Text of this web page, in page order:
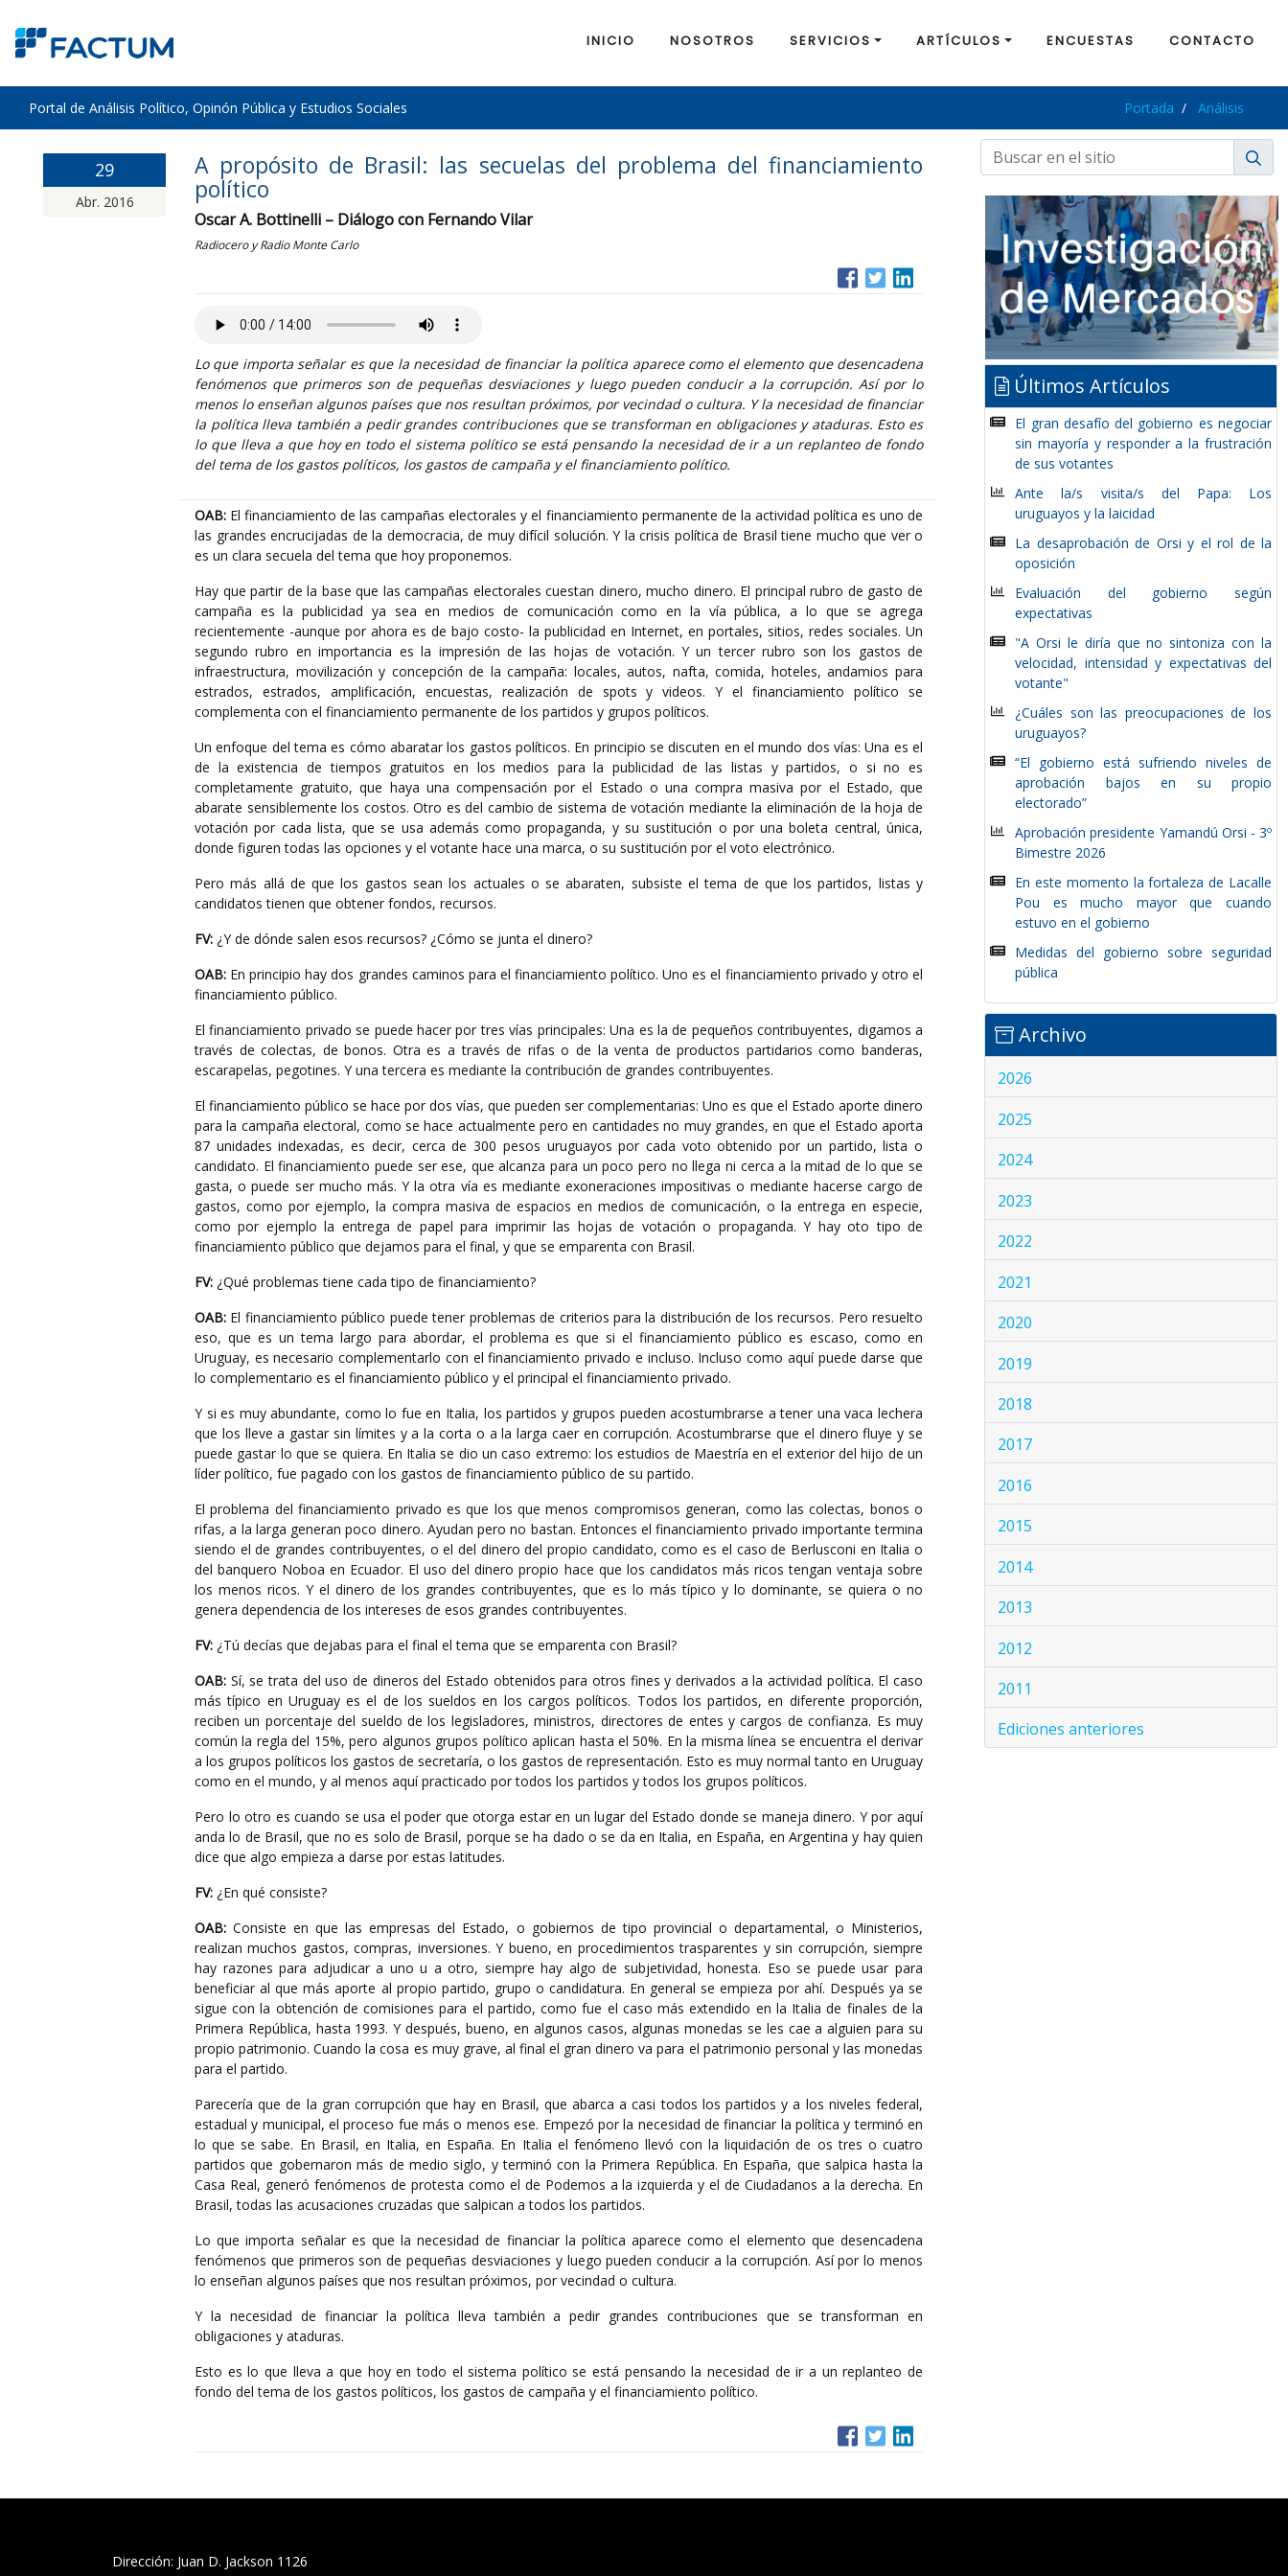
INICIO NOSOTROS SERVICIOS ARTÍCULOS ENCUESTAS CONTACTO
Portal de Análisis Político, Opinón Pública y Estudios Sociales Portada Análisis
29
Abr. 2016
A propósito de Brasil: las secuelas del problema del financiamiento
político
Oscar A. Bottinelli – Diálogo con Fernando Vilar
Radiocero y Radio Monte Carlo
Lo que importa señalar es que la necesidad de financiar la política aparece como el elemento que desencadena
fenómenos que primeros son de pequeñas desviaciones y luego pueden conducir a la corrupción. Así por lo
menos lo enseñan algunos países que nos resultan próximos, por vecindad o cultura. Y la necesidad de financiar
la política lleva también a pedir grandes contribuciones que se transforman en obligaciones y ataduras. Esto es
lo que lleva a que hoy en todo el sistema político se está pensando la necesidad de ir a un replanteo de fondo
del tema de los gastos políticos, los gastos de campaña y el financiamiento político.
OAB: El financiamiento de las campañas electorales y el financiamiento permanente de la actividad política es uno de
las grandes encrucijadas de la democracia, de muy difícil solución. Y la crisis política de Brasil tiene mucho que ver o
es un clara secuela del tema que hoy proponemos.
Hay que partir de la base que las campañas electorales cuestan dinero, mucho dinero. El principal rubro de gasto de
campaña es la publicidad ya sea en medios de comunicación como en la vía pública, a lo que se agrega
recientemente -aunque por ahora es de bajo costo- la publicidad en Internet, en portales, sitios, redes sociales. Un
segundo rubro en importancia es la impresión de las hojas de votación. Y un tercer rubro son los gastos de
infraestructura, movilización y concepción de la campaña: locales, autos, nafta, comida, hoteles, andamios para
estrados, estrados, amplificación, encuestas, realización de spots y videos. Y el financiamiento político se
complementa con el financiamiento permanente de los partidos y grupos políticos.
Un enfoque del tema es cómo abaratar los gastos políticos. En principio se discuten en el mundo dos vías: Una es el
de la existencia de tiempos gratuitos en los medios para la publicidad de las listas y partidos, o si no es
completamente gratuito, que haya una compensación por el Estado o una compra masiva por el Estado, que
abarate sensiblemente los costos. Otro es del cambio de sistema de votación mediante la eliminación de la hoja de
votación por cada lista, que se usa además como propaganda, y su sustitución o por una boleta central, única,
donde figuren todas las opciones y el votante hace una marca, o su sustitución por el voto electrónico.
Pero más allá de que los gastos sean los actuales o se abaraten, subsiste el tema de que los partidos, listas y
candidatos tienen que obtener fondos, recursos.
FV: ¿Y de dónde salen esos recursos? ¿Cómo se junta el dinero?
OAB: En principio hay dos grandes caminos para el financiamiento político. Uno es el financiamiento privado y otro el
financiamiento público.
El financiamiento privado se puede hacer por tres vías principales: Una es la de pequeños contribuyentes, digamos a
través de colectas, de bonos. Otra es a través de rifas o de la venta de productos partidarios como banderas,
escarapelas, pegotines. Y una tercera es mediante la contribución de grandes contribuyentes.
El financiamiento público se hace por dos vías, que pueden ser complementarias: Uno es que el Estado aporte dinero
para la campaña electoral, como se hace actualmente pero en cantidades no muy grandes, en que el Estado aporta
87 unidades indexadas, es decir, cerca de 300 pesos uruguayos por cada voto obtenido por un partido, lista o
candidato. El financiamiento puede ser ese, que alcanza para un poco pero no llega ni cerca a la mitad de lo que se
gasta, o puede ser mucho más. Y la otra vía es mediante exoneraciones impositivas o mediante hacerse cargo de
gastos, como por ejemplo, la compra masiva de espacios en medios de comunicación, o la entrega en especie,
como por ejemplo la entrega de papel para imprimir las hojas de votación o propaganda. Y hay oto tipo de
financiamiento público que dejamos para el final, y que se emparenta con Brasil.
FV: ¿Qué problemas tiene cada tipo de financiamiento?
OAB: El financiamiento público puede tener problemas de criterios para la distribución de los recursos. Pero resuelto
eso, que es un tema largo para abordar, el problema es que si el financiamiento público es escaso, como en
Uruguay, es necesario complementarlo con el financiamiento privado e incluso. Incluso como aquí puede darse que
lo complementario es el financiamiento público y el principal el financiamiento privado.
Y si es muy abundante, como lo fue en Italia, los partidos y grupos pueden acostumbrarse a tener una vaca lechera
que los lleve a gastar sin límites y a la corta o a la larga caer en corrupción. Acostumbrarse que el dinero fluye y se
puede gastar lo que se quiera. En Italia se dio un caso extremo: los estudios de Maestría en el exterior del hijo de un
líder político, fue pagado con los gastos de financiamiento público de su partido.
El problema del financiamiento privado es que los que menos compromisos generan, como las colectas, bonos o
rifas, a la larga generan poco dinero. Ayudan pero no bastan. Entonces el financiamiento privado importante termina
siendo el de grandes contribuyentes, o el del dinero del propio candidato, como es el caso de Berlusconi en Italia o
del banquero Noboa en Ecuador. El uso del dinero propio hace que los candidatos más ricos tengan ventaja sobre
los menos ricos. Y el dinero de los grandes contribuyentes, que es lo más típico y lo dominante, se quiera o no
genera dependencia de los intereses de esos grandes contribuyentes.
FV: ¿Tú decías que dejabas para el final el tema que se emparenta con Brasil?
OAB: Sí, se trata del uso de dineros del Estado obtenidos para otros fines y derivados a la actividad política. El caso
más típico en Uruguay es el de los sueldos en los cargos políticos. Todos los partidos, en diferente proporción,
reciben un porcentaje del sueldo de los legisladores, ministros, directores de entes y cargos de confianza. Es muy
común la regla del 15%, pero algunos grupos político aplican hasta el 50%. En la misma línea se encuentra el derivar
a los grupos políticos los gastos de secretaría, o los gastos de representación. Esto es muy normal tanto en Uruguay
como en el mundo, y al menos aquí practicado por todos los partidos y todos los grupos políticos.
Pero lo otro es cuando se usa el poder que otorga estar en un lugar del Estado donde se maneja dinero. Y por aquí
anda lo de Brasil, que no es solo de Brasil, porque se ha dado o se da en Italia, en España, en Argentina y hay quien
dice que algo empieza a darse por estas latitudes.
FV: ¿En qué consiste?
OAB: Consiste en que las empresas del Estado, o gobiernos de tipo provincial o departamental, o Ministerios,
realizan muchos gastos, compras, inversiones. Y bueno, en procedimientos trasparentes y sin corrupción, siempre
hay razones para adjudicar a uno u a otro, siempre hay algo de subjetividad, honesta. Eso se puede usar para
beneficiar al que más aporte al propio partido, grupo o candidatura. En general se empieza por ahí. Después ya se
sigue con la obtención de comisiones para el partido, como fue el caso más extendido en la Italia de finales de la
Primera República, hasta 1993. Y después, bueno, en algunos casos, algunas monedas se les cae a alguien para su
propio patrimonio. Cuando la cosa es muy grave, al final el gran dinero va para el patrimonio personal y las monedas
para el partido.
Parecería que de la gran corrupción que hay en Brasil, que abarca a casi todos los partidos y a los niveles federal,
estadual y municipal, el proceso fue más o menos ese. Empezó por la necesidad de financiar la política y terminó en
lo que se sabe. En Brasil, en Italia, en España. En Italia el fenómeno llevó con la liquidación de os tres o cuatro
partidos que gobernaron más de medio siglo, y terminó con la Primera República. En España, que salpica hasta la
Casa Real, generó fenómenos de protesta como el de Podemos a la izquierda y el de Ciudadanos a la derecha. En
Brasil, todas las acusaciones cruzadas que salpican a todos los partidos.
Lo que importa señalar es que la necesidad de financiar la política aparece como el elemento que desencadena
fenómenos que primeros son de pequeñas desviaciones y luego pueden conducir a la corrupción. Así por lo menos
lo enseñan algunos países que nos resultan próximos, por vecindad o cultura.
Y la necesidad de financiar la política lleva también a pedir grandes contribuciones que se transforman en
obligaciones y ataduras.
Esto es lo que lleva a que hoy en todo el sistema político se está pensando la necesidad de ir a un replanteo de
fondo del tema de los gastos políticos, los gastos de campaña y el financiamiento político.
Últimos Artículos
El gran desafío del gobierno es negociar
sin mayoría y responder a la frustración
de sus votantes
Ante la/s visita/s del Papa: Los
uruguayos y la laicidad
La desaprobación de Orsi y el rol de la
oposición
Evaluación del gobierno según
expectativas
"A Orsi le diría que no sintoniza con la
velocidad, intensidad y expectativas del
votante"
¿Cuáles son las preocupaciones de los
uruguayos?
“El gobierno está sufriendo niveles de
aprobación bajos en su propio
electorado”
Aprobación presidente Yamandú Orsi - 3º
Bimestre 2026
En este momento la fortaleza de Lacalle
Pou es mucho mayor que cuando
estuvo en el gobierno
Medidas del gobierno sobre seguridad
pública
Archivo
2026
2025
2024
2023
2022
2021
2020
2019
2018
2017
2016
2015
2014
2013
2012
2011
Ediciones anteriores
Dirección: Juan D. Jackson 1126